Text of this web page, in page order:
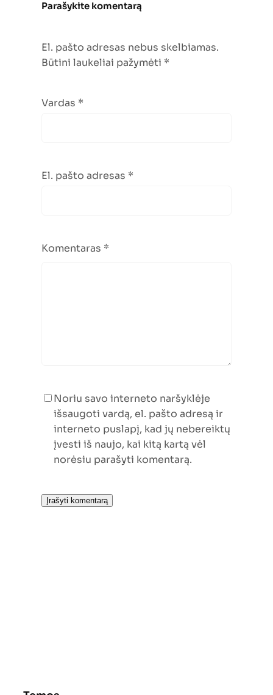
Parašykite komentarą
El. pašto adresas nebus skelbiamas.
Būtini laukeliai pažymėti *
Vardas *
El. pašto adresas *
Komentaras *
Noriu savo interneto naršyklėje
išsaugoti vardą, el. pašto adresą ir
interneto puslapį, kad jų nebereiktų
įvesti iš naujo, kai kitą kartą vėl
norėsiu parašyti komentarą.